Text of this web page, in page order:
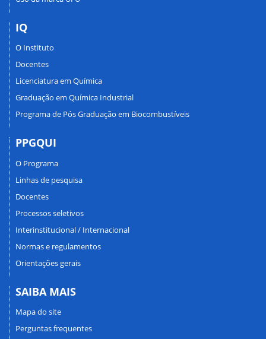
IQ
O Instituto
Docentes
Licenciatura em Química
Graduação em Química Industrial
Programa de Pós Graduação em Biocombustíveis
PPGQUI
O Programa
Linhas de pesquisa
Docentes
Processos seletivos
Interinstitucional / Internacional
Normas e regulamentos
Orientações gerais
SAIBA MAIS
Mapa do site
Perguntas frequentes